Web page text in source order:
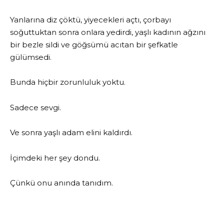
Yanlarına diz çöktü, yiyecekleri açtı, çorbayı
soğuttuktan sonra onlara yedirdi, yaşlı kadının ağzını
bir bezle sildi ve göğsümü acıtan bir şefkatle
gülümsedi.
Bunda hiçbir zorunluluk yoktu.
Sadece sevgi.
Ve sonra yaşlı adam elini kaldırdı.
İçimdeki her şey dondu.
Çünkü onu anında tanıdım.